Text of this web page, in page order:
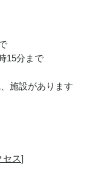
15分まで
施設があります
セス]